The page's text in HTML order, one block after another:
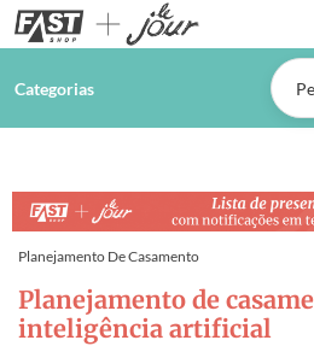
Categorias
Planejamento De Casamento
Planejamento de
inteligência artificial